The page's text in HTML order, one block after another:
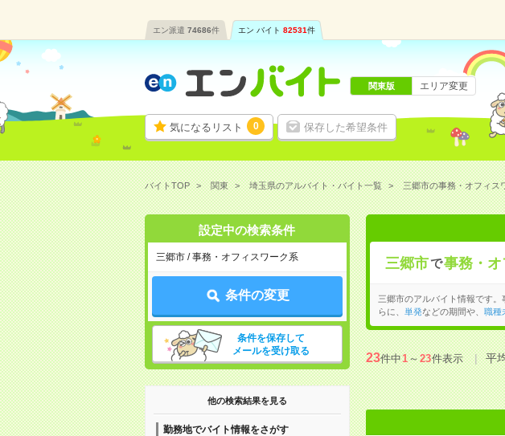
エン派遣 74686件 エン バイト 82531件
気になるリスト 0 保存した希望条件
関東版 エリア変更
バイトTOP 関東 埼玉県のアルバイト・バイト一覧 三郷市の事務・オフィス
設定中の検索条件
三郷市 / 事務・オフィスワーク系
条件の変更
条件を保存して
メールを受け取る
他の検索結果を見る
勤務地でバイト情報をさがす
三郷市で事務・
三郷市のアルバイト情報です。
らに、
単発などの期間や、 職種
23件中1～23件表示 平